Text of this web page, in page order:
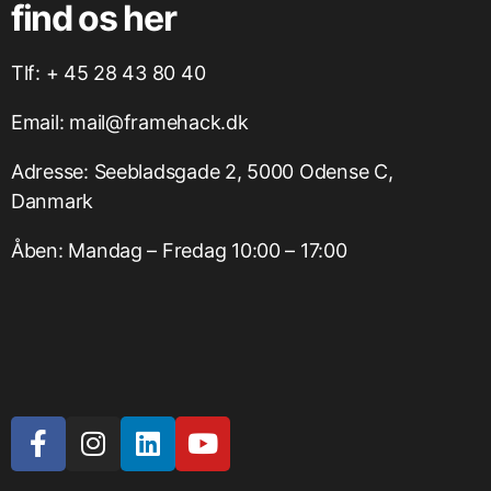
find os her
Tlf: + 45 28 43 80 40
Email: mail@framehack.dk
Adresse: Seebladsgade 2, 5000 Odense C,
Danmark
Åben: Mandag – Fredag 10:00 – 17:00